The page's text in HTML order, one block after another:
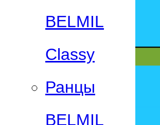
BELMIL
Classy
Ранцы
BELMIL